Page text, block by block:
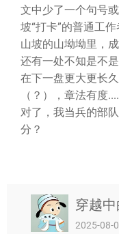
文中少了一个句号
坡“打卡”的普通工
山坡的山坳坳里，
还有一处不知是不
在下一盘更大更长
（？），章法有度
对了，我当兵的部
分？
穿越
2025-08-